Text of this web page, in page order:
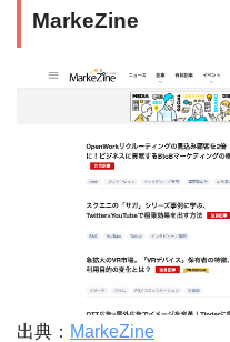
MarkeZine
出典： MarkeZine